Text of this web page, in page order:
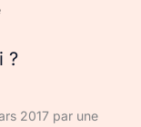
?
2017 par une